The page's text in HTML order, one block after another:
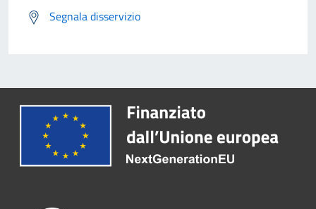
Segnala disservizio